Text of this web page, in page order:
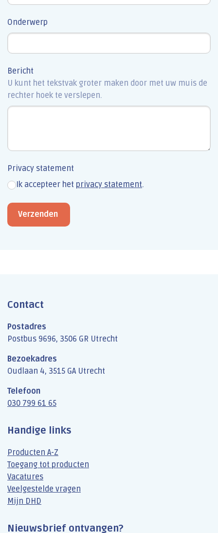
Onderwerp
Bericht
U kunt het tekstvak groter maken door met uw muis de
rechter hoek te verslepen.
Privacy statement
Ik accepteer het privacy statement.
Verzenden
Contact
Postadres
Postbus 9696, 3506 GR Utrecht
Bezoekadres
Oudlaan 4, 3515 GA Utrecht
Telefoon
030 799 61 65
Handige links
Producten A-Z
Toegang tot producten
Vacatures
Veelgestelde vragen
Mijn DHD
Nieuwsbrief ontvangen?